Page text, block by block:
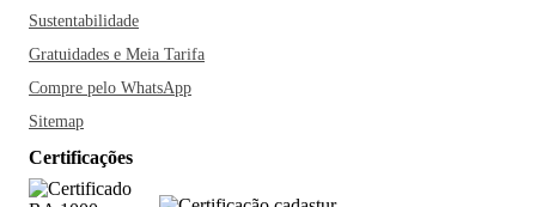
Sustentabilidade
Gratuidades e Meia Tarifa
Compre pelo WhatsApp
Sitemap
Certificações